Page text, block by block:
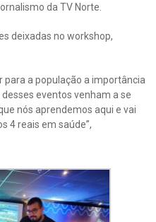
da TV Norte.
deixadas no workshop,
para a população a importância
eventos venham a se
nós aprendemos aqui e vai
4 reais em saúde”,